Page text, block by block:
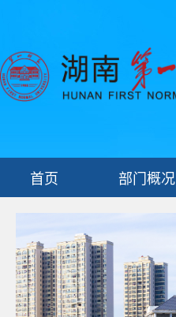
首页 部门概况